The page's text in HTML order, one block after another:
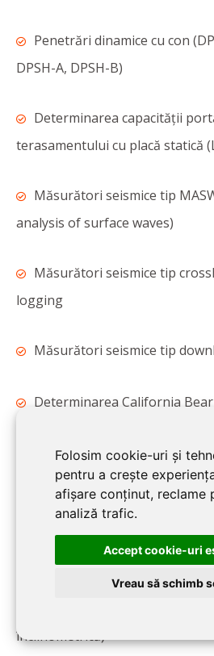
Folosim cookie-uri și
pentru a crește
afișare conținut, reclame
analiză trafic.
Accept cookie-uri
Vreau să schimb
Penetrări dinamice cu con
DPSH-A, DPSH-B)
Determinarea capacității
terasamentului cu placă statică
Măsurători seismice tip
analysis of surface waves)
Măsurători seismice tip
logging
Măsurători seismice tip
Determinarea California
Măsurători geoelectrice de
resistivity imaging) și polarizare
Măsurători piezometrice
Metode fizice de
înclinometrică)